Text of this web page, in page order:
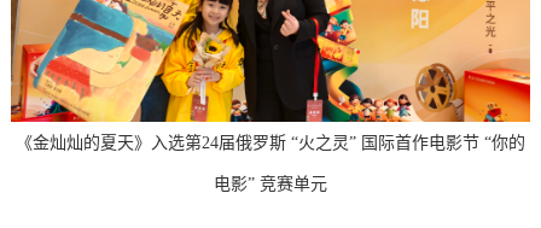
《金灿灿的夏天》入选第24届俄罗斯 “火之灵” 国际首作电影节 “你的
电影” 竞赛单元